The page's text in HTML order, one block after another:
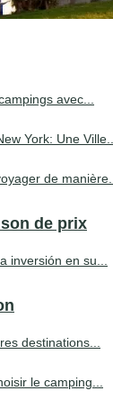
avec...
York: Une Ville...
de manière...
de prix
inversión en su...
destinations...
le camping...